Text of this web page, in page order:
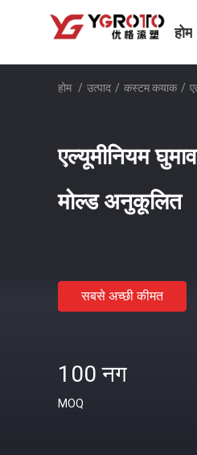
होम
होम / उत्पाद / कस्टम कयाक /
एल्यूमीनियम
मोल्ड अनुकूलित
सबसे अच्छी कीमत
100 नग
MOQ